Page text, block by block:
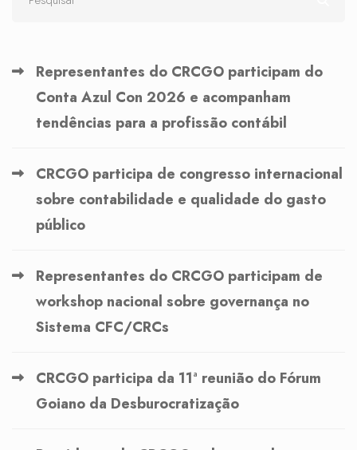
Representantes do CRCGO participam do
Conta Azul Con 2026 e acompanham
tendências para a profissão contábil
CRCGO participa de congresso internacional
sobre contabilidade e qualidade do gasto
público
Representantes do CRCGO participam de
workshop nacional sobre governança no
Sistema CFC/CRCs
CRCGO participa da 11ª reunião do Fórum
Goiano da Desburocratização